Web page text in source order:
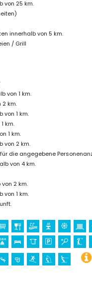
Metern vom Haus)
1000 Metern vom Haus)
Promenade) (innerhalb von 5
Kultur in Moraira, Costa
(Kirche Unserer Lieben Frau
Moraira-Teulada), Ruine
"Mann, der aufs Meer
(Burg Moraira) und
Kajakfahren, Angeln,
(innerhalb von 1000 Metern
Club), Wandern,
5 Kilometern von der Villa)
Kilometern von der Villa)
von 25 km.
innerhalb von 5 km.
/ Grill
von 1 km.
2 km.
von 1 km.
km.
1 km.
von 2 km.
die angegebene
von 4 km.
2 km.
von 1 km.